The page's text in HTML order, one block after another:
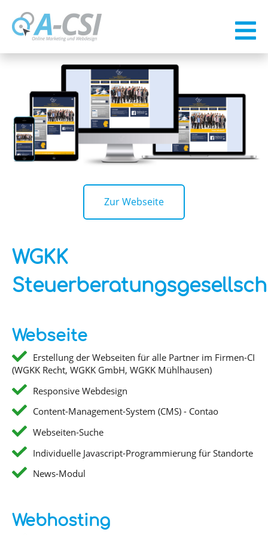
Zur Webseite
WGKK
Webseite
Erstellung der Webseiten für alle Partner im Firmen-CI
(WGKK Recht, WGKK GmbH, WGKK Mühlhausen)
Responsive Webdesign
Content-Management-System (CMS) - Contao
Webseiten-Suche
Individuelle Javascript-Programmierung für Standorte
News-Modul
Webhosting